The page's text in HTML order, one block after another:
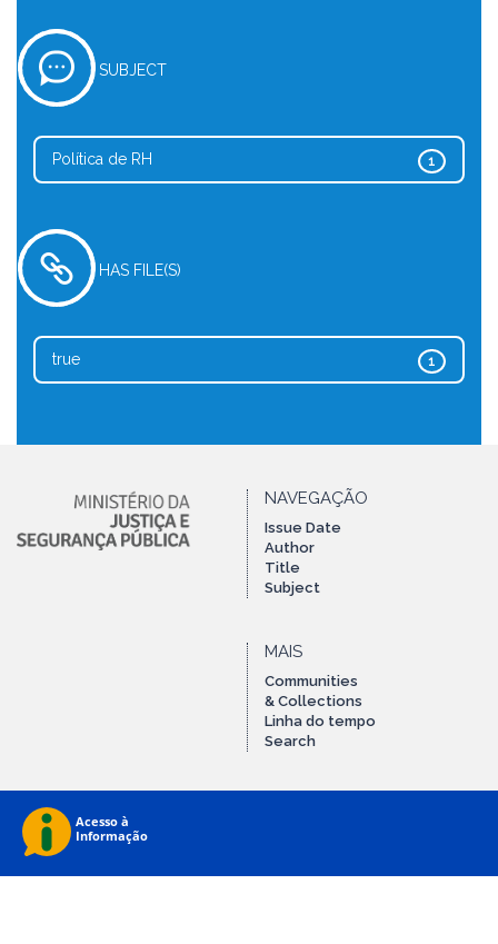
SUBJECT
1
Política de RH
HAS FILE(S)
1
true
NAVEGAÇÃO
Issue Date
Author
Title
Subject
MAIS
Communities
& Collections
Linha do tempo
Search